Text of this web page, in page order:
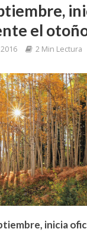
el
2 Min Lectura
inicia